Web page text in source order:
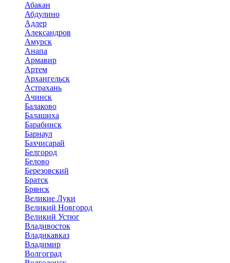
Абакан
Абдулино
Адлер
Александров
Амурск
Анапа
Армавир
Артем
Архангельск
Астрахань
Ачинск
Балаково
Балашиха
Барабинск
Барнаул
Бахчисарай
Белгород
Белово
Березовский
Братск
Брянск
Великие Луки
Великий Новгород
Великий Устюг
Владивосток
Владикавказ
Владимир
Волгоград